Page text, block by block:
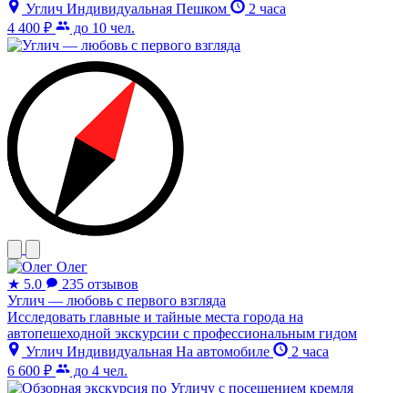
Углич Индивидуальная Пешком
2 часа
4 400 ₽
до 10 чел.
Олег
★ 5.0
235 отзывов
Углич — любовь с первого взгляда
Исследовать главные и тайные места города на
автопешеходной экскурсии с профессиональным гидом
Углич Индивидуальная На автомобиле
2 часа
6 600 ₽
до 4 чел.